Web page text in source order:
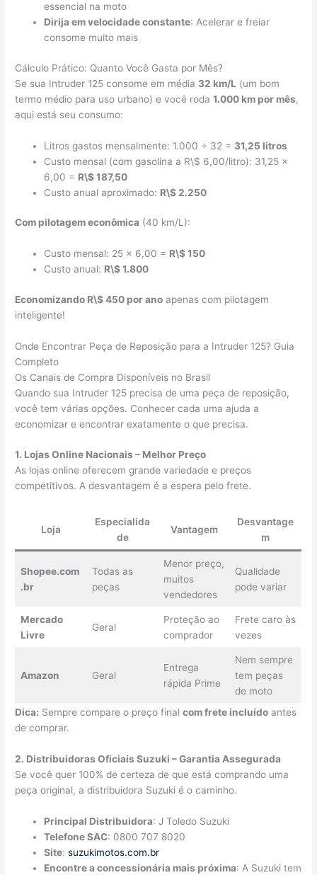
essencial na moto
Dirija em velocidade constante: Acelerar e freiar
consome muito mais
Cálculo Prático: Quanto Você Gasta por Mês?
Se sua Intruder 125 consome em média 32 km/L (um bom
termo médio para uso urbano) e você roda1.000 km por mês,
aqui está seu consumo:
Litros gastos mensalmente: 1.000 ÷ 32 = 31,25 litros
Custo mensal (com gasolina a R\$ 6,00/litro): 31,25 ×
6,00 = R\$ 187,50
Custo anual aproximado: R\$ 2.250
Com pilotagem econômica (40 km/L):
Custo mensal: 25 × 6,00 = R\$ 150
Custo anual: R\$ 1.800
Economizando R\$ 450 por ano apenas com pilotagem
inteligente!
Onde Encontrar Peça de Reposição para a Intruder 125? Guia
Completo
Os Canais de Compra Disponíveis no Brasil
Quando sua Intruder 125 precisa de uma peça de reposição,
você tem várias opções. Conhecer cada uma ajuda a
economizar e encontrar exatamente o que precisa.
1. Lojas Online Nacionais – Melhor Preço
As lojas online oferecem grande variedade e preços
competitivos. A desvantagem é a espera pelo frete.
Loja
Especialida
de
Vantagem
Desvantage
m
Shopee.com
.br
Todas as
peças
Menor preço,
muitos
vendedores
Qualidade
pode variar
Mercado
Livre
Geral
Proteção ao
comprador
Frete caro às
vezes
Amazon Geral
Entrega
rápida Prime
Nem sempre
tem peças
de moto
Dica: Sempre compare o preço finalcom frete incluído antes
de comprar.
2. Distribuidoras Oficiais Suzuki – Garantia Assegurada
Se você quer 100% de certeza de que está comprando uma
peça original, a distribuidora Suzuki é o caminho.
Principal Distribuidora: J Toledo Suzuki
Telefone SAC: 0800 707 8020
Site:suzukimotos.com.br
Encontre a concessionária mais próxima: A Suzuki tem